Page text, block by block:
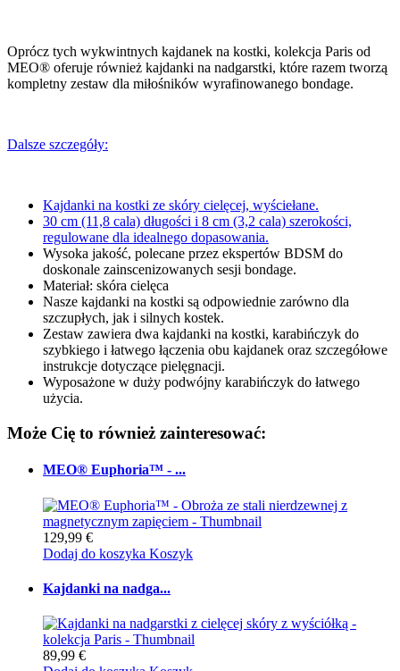
Oprócz tych wykwintnych kajdanek na kostki, kolekcja Paris od
MEO® oferuje również kajdanki na nadgarstki, które razem tworzą
kompletny zestaw dla miłośników wyrafinowanego bondage.
Dalsze szczegóły:
Kajdanki na kostki ze skóry cielęcej, wyściełane.
30 cm (11,8 cala) długości i 8 cm (3,2 cala) szerokości,
regulowane dla idealnego dopasowania.
Wysoka jakość, polecane przez ekspertów BDSM do
doskonale zainscenizowanych sesji bondage.
Materiał: skóra cielęca
Nasze kajdanki na kostki są odpowiednie zarówno dla
szczupłych, jak i silnych kostek.
Zestaw zawiera dwa kajdanki na kostki, karabińczyk do
szybkiego i łatwego łączenia obu kajdanek oraz szczegółowe
instrukcje dotyczące pielęgnacji.
Wyposażone w duży podwójny karabińczyk do łatwego
użycia.
Może Cię to również zainteresować:
MEO® Euphoria™ - ...
129,99 €
Dodaj do koszyka Koszyk
Kajdanki na nadga...
89,99 €